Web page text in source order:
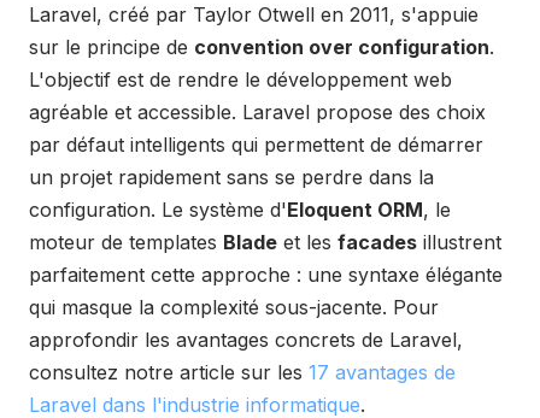
Laravel, créé par Taylor Otwell en 2011, s'appuie
sur le principe de convention over configuration.
L'objectif est de rendre le développement web
agréable et accessible. Laravel propose des choix
par défaut intelligents qui permettent de démarrer
un projet rapidement sans se perdre dans la
configuration. Le système d'Eloquent ORM, le
moteur de templates Blade et les facades illustrent
parfaitement cette approche : une syntaxe élégante
qui masque la complexité sous-jacente. Pour
approfondir les avantages concrets de Laravel,
consultez notre article sur les 17 avantages de
Laravel dans l'industrie informatique.